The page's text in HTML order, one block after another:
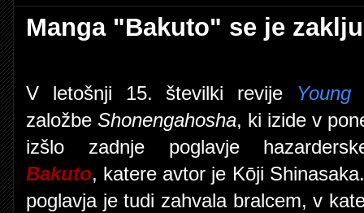
Manga "Bakuto" se je
V letošnji 15. številki revije Young
založbe Shonengahosha, ki izide v
izšlo zadnje poglavje
Bakuto, katere avtor je Kōji
poglavja je tudi zahvala bralcem, v